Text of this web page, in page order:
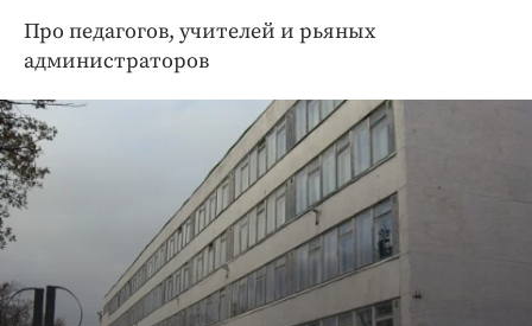
Авто и транспорт
Недвижимость и ЖКХ
Образование
Общество
Погода
Про педагогов, учителей и рьяных
администраторов